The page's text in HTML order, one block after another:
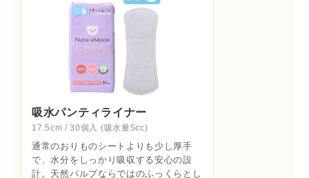
吸水パンティライナー
17.5cm / 30個入 (吸水量5cc)
通常のおりものシートよりも少し厚手
で、水分をしっかり吸収する安心の設
計。天然パルプならではのふっくらとし